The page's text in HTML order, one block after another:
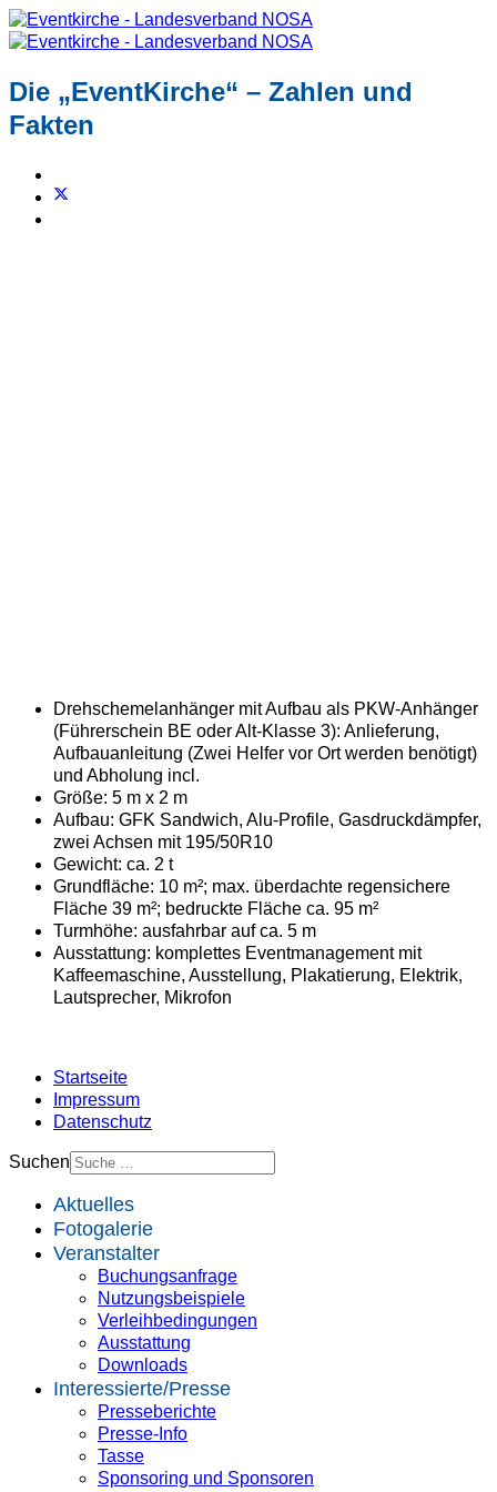
Die „EventKirche“ – Zahlen und
Fakten
Drehschemelanhänger mit Aufbau als PKW-Anhänger
(Führerschein BE oder Alt-Klasse 3): Anlieferung,
Aufbauanleitung (Zwei Helfer vor Ort werden benötigt)
und Abholung incl.
Größe: 5 m x 2 m
Aufbau: GFK Sandwich, Alu-Profile, Gasdruckdämpfer,
zwei Achsen mit 195/50R10
Gewicht: ca. 2 t
Grundfläche: 10 m²; max. überdachte regensichere
Fläche 39 m²; bedruckte Fläche ca. 95 m²
Turmhöhe: ausfahrbar auf ca. 5 m
Ausstattung: komplettes Eventmanagement mit
Kaffeemaschine, Ausstellung, Plakatierung, Elektrik,
Lautsprecher, Mikrofon
Startseite
Impressum
Datenschutz
Suchen
Aktuelles
Fotogalerie
Veranstalter
Buchungsanfrage
Nutzungsbeispiele
Verleihbedingungen
Ausstattung
Downloads
Interessierte/Presse
Presseberichte
Presse-Info
Tasse
Sponsoring und Sponsoren